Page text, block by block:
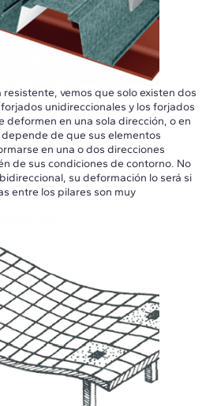
vemos que solo existen dos
unidireccionales y los forjados
deformen en una sola dirección, o en
de que sus elementos
en una o dos direcciones
de sus condiciones de contorno. No
su deformación lo será si
entre los pilares son muy